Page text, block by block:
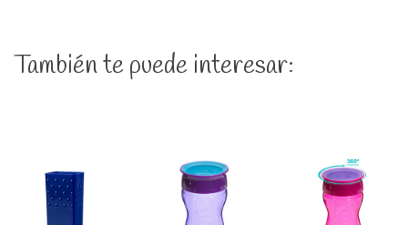
También te puede interesar: